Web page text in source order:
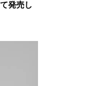
発売し